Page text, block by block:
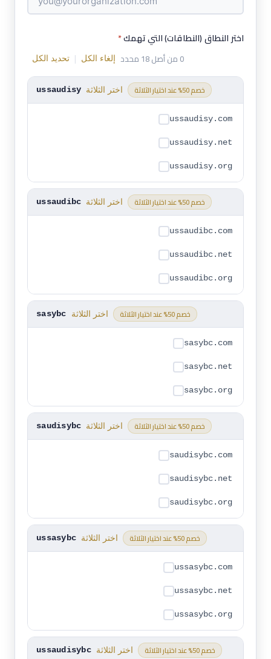
اختر النطاق (النطاقات) التي تهمك*
تحديد الكل | إلغاء الكل 0 من أصل 18 محدد
ussaudisy خصم 50% عند اختيار الثلاثة اختر الثلاثة
ussaudisy.com
ussaudisy.net
ussaudisy.org
ussaudibc خصم 50% عند اختيار الثلاثة اختر الثلاثة
ussaudibc.com
ussaudibc.net
ussaudibc.org
sasybc خصم 50% عند اختيار الثلاثة اختر الثلاثة
sasybc.com
sasybc.net
sasybc.org
saudisybc خصم 50% عند اختيار الثلاثة اختر الثلاثة
saudisybc.com
saudisybc.net
saudisybc.org
ussasybc خصم 50% عند اختيار الثلاثة اختر الثلاثة
ussasybc.com
ussasybc.net
ussasybc.org
ussaudisybc خصم 50% عند اختيار الثلاثة اختر الثلاثة